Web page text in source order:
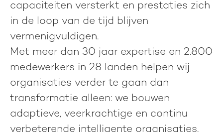
capaciteiten versterkt en prestaties zich
in de loop van de tijd blijven
vermenigvuldigen.
Met meer dan 30 jaar expertise en 2.800
medewerkers in 28 landen helpen wij
organisaties verder te gaan dan
transformatie alleen: we bouwen
adaptieve, veerkrachtige en continu
verbeterende intelligente organisaties.